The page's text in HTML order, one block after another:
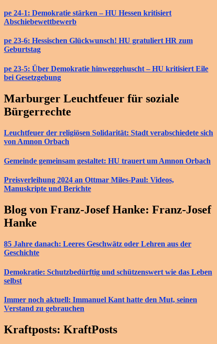
pe 24-1: Demokratie stärken – HU Hessen kritisiert
Abschiebewettbewerb
pe 23-6: Hessischen Glückwunsch! HU gratuliert HR zum
Geburtstag
pe 23-5: Über Demokratie hinweggehuscht – HU kritisiert Eile
bei Gesetzgebung
Marburger Leuchtfeuer für soziale
Bürgerrechte
Leuchtfeuer der religiösen Solidarität: Stadt verabschiedete sich
von Amnon Orbach
Gemeinde gemeinsam gestaltet: HU trauert um Amnon Orbach
Preisverleihung 2024 an Ottmar Miles-Paul: Videos,
Manuskripte und Berichte
Blog von Franz-Josef Hanke: Franz-Josef
Hanke
85 Jahre danach: Leeres Geschwätz oder Lehren aus der
Geschichte
Demokratie: Schutzbedürftig und schützenswert wie das Leben
selbst
Immer noch aktuell: Immanuel Kant hatte den Mut, seinen
Verstand zu gebrauchen
Kraftposts: KraftPosts